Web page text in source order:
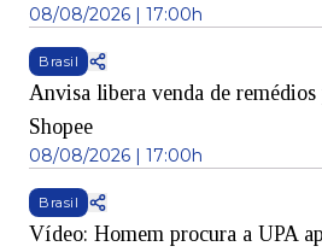
08/08/2026 | 17:00h
Brasil
Anvisa libera venda de
Shopee
08/08/2026 | 17:00h
Brasil
Vídeo: Homem procura a UPA